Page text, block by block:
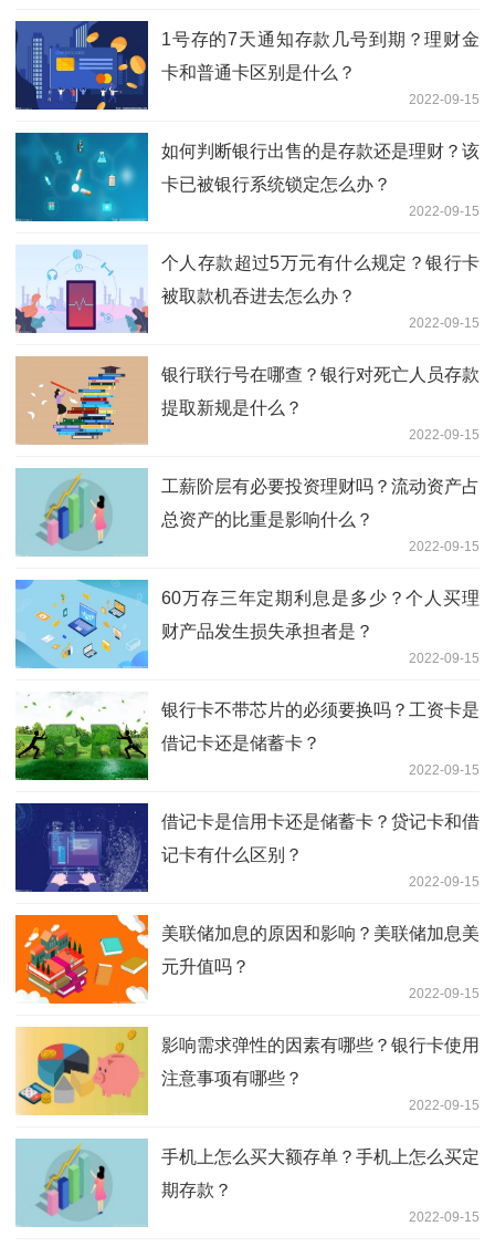
1号存的7天通知存款几号到期？理财金
卡和普通卡区别是什么？
2022-09-15
如何判断银行出售的是存款还是理财？该
卡已被银行系统锁定怎么办？
2022-09-15
个人存款超过5万元有什么规定？银行卡
被取款机吞进去怎么办？
2022-09-15
银行联行号在哪查？银行对死亡人员存款
提取新规是什么？
2022-09-15
工薪阶层有必要投资理财吗？流动资产占
总资产的比重是影响什么？
2022-09-15
60万存三年定期利息是多少？个人买理
财产品发生损失承担者是？
2022-09-15
银行卡不带芯片的必须要换吗？工资卡是
借记卡还是储蓄卡？
2022-09-15
借记卡是信用卡还是储蓄卡？贷记卡和借
记卡有什么区别？
2022-09-15
美联储加息的原因和影响？美联储加息美
元升值吗？
2022-09-15
影响需求弹性的因素有哪些？银行卡使用
注意事项有哪些？
2022-09-15
手机上怎么买大额存单？手机上怎么买定
期存款？
2022-09-15